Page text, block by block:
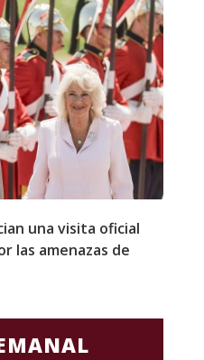
una visita oficial
las amenazas de